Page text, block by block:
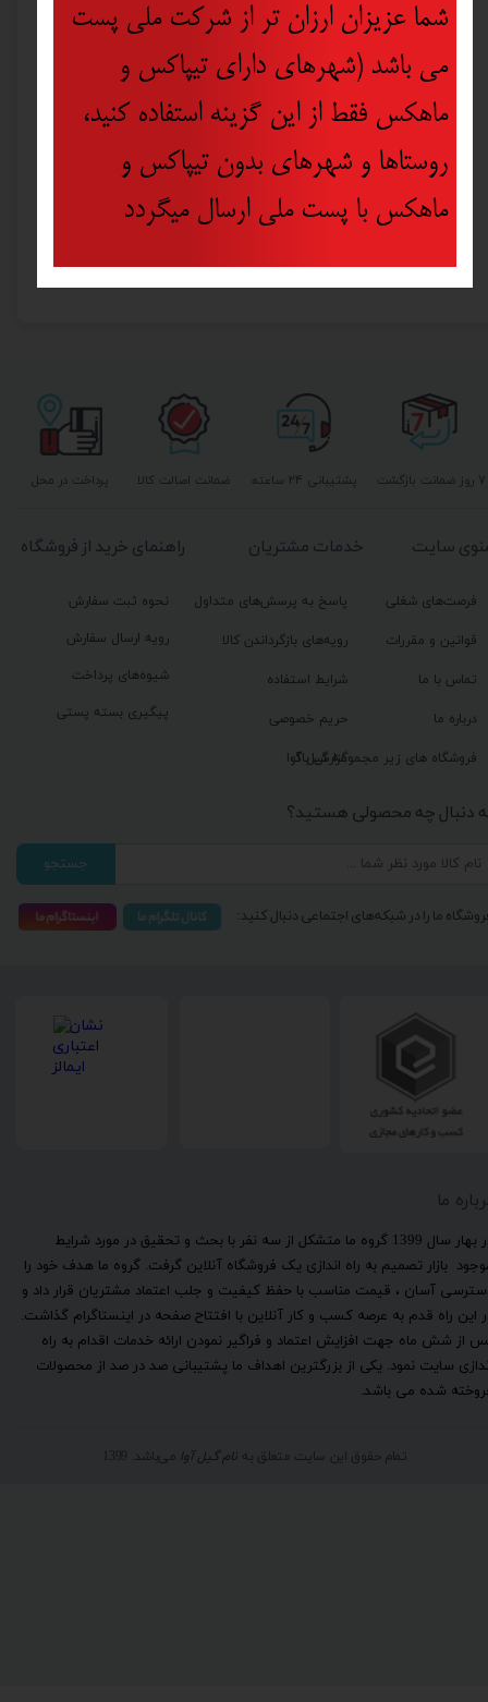
ما
​در بهار سال 1399 گروه ما متشکل از سه نفر با بحث و تحقیق در مورد شرایط
بازار تصمیم به راه اندازی یک فروشگاه آنلاین گرفت. گروه ما هدف خود را
آسان ، قیمت مناسب با حفظ کیفیت و جلب اعتماد مشتریان قرار داد و
این راه قدم به عرصه کسب و کار آنلاین با افتتاح صفحه در اینستاگرام گذاشت.
از شش ماه جهت افزایش اعتماد و فراگیر نمودن ارائه خدمات اقدام به راه
سایت نمود. یکی از بزرگترین اهداف ما پشتیبانی صد در صد از محصولات
شده می باشد.
تمام حقوق این سایت متعلق به نام گیل آوا می‌باشد. 1399
پشتیبانی ۲۴ ساعته پرداخت در محل ۷ روز ضمانت بازگشت ضمانت اصالت کالا
راهنمای خرید از فروشگاه
نحوه ثبت سفارش
رویه ارسال سفارش
شیوه‌های پرداخت
پیگیری بسته پستی
خدمات مشتریان
پاسخ به پرسش‌های متداول
رویه‌های بازگرداندن کالا
شرایط استفاده
حریم خصوصی
گزارش باگ
سایت
فرصت‌های شغلی
قوانین و مقررات
تماس با ما
درباره ما
فروشگاه های زیر مجموعه گیل آوا
دنبال چه محصولی هستید؟
جستجو
ما را در شبکه‌های اجتماعی دنبال کنید:
شما عزیزان ارزان تر از شرکت ملی پست
می باشد (شهرهای دارای تیپاکس و
ماهکس فقط از این گزینه استفاده کنید،
روستاها و شهرهای بدون تیپاکس و
ماهکس با پست ملی ارسال میگردد